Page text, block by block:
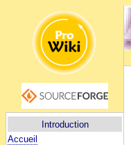
Introduction
Accueil